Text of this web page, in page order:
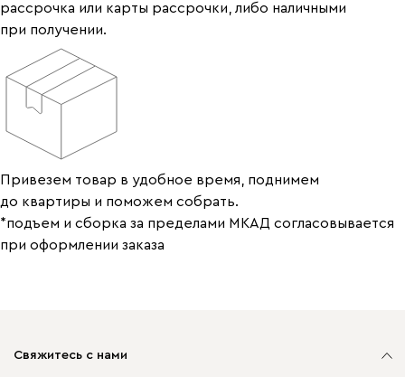
рассрочка или карты рассрочки, либо наличными
при получении.
Привезем товар в удобное время, поднимем
до квартиры и поможем собрать.
*подъем и сборка за пределами МКАД согласовывается
при оформлении заказа
Свяжитесь с нами